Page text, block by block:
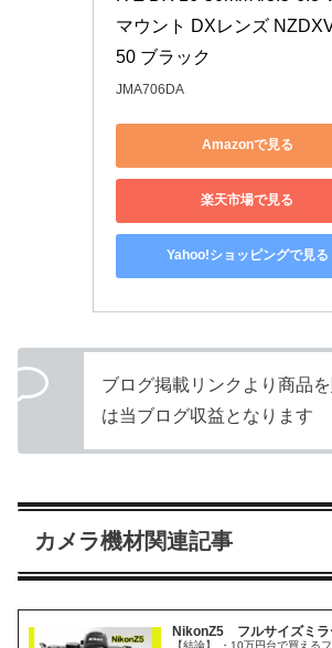
マウント DXレンズ
50 ブラック
JMA706DA
Amazonで見る
楽天市場で見る
Yahoo!ショッピングで見る
ブログ掲載リンクより商品
は当ブログ収益となります
カメラ機材関連記事
NikonZ5 フルサイズミラ